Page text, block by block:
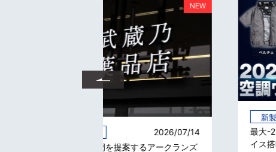
2026/05/22
新製品情報
最大-23℃の冷却を実現、ペルチェデバ
イス搭載の空調ウェア好評発売中